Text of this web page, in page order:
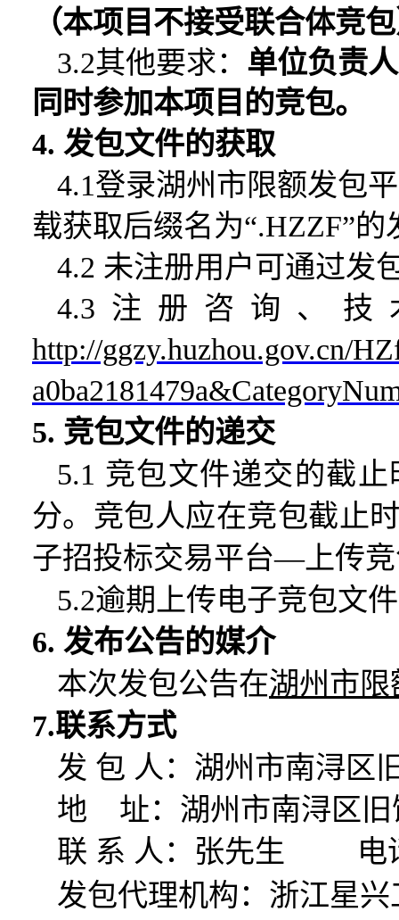
（本项目不接受联合体竞
3.2其他要求： 单位负责
同时参加本项目的竞包。
4. 发包文件的获取
4.1登录湖州市限额发包
载获取后缀名为“.HZZF”的
4.2 未注册用户可通过发
4.3注册咨询、技
http://ggzy.huzhou.gov.cn/
5. 竞包文件的递交
5.1 竞包文件递交的截
分。 竞包人应在竞包截止
子招投标交易平台—上传
5.2逾期上传电子竞包文
6. 发布公告的媒介
本次发包公告在湖州市
7.联系方式
发 包 人： 湖州市南浔区
地
址：湖州市南浔区
联 系 人： 张先生
电
发包代理机构： 浙江星